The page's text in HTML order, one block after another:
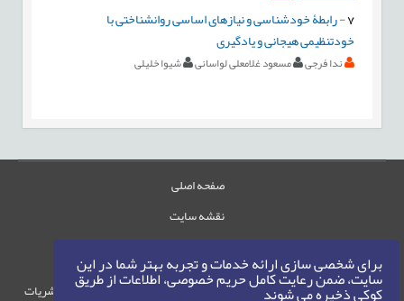
برای شخصی سازی ارائه خدمات و تجربه بهتر شما در این
سایت، ضمن رعایت کامل حریم خصوصی، اطلاعات از طریق
کوکی ذخیره می شوند
7
-رابطۀ خودشناسی و نیازهای اساسی روانشناختی با
خودتنظیمی هیجانی و یادگیری
ندا فرجی مسعود غلامعلی لواسانی شیوا خلیلی
صفحه اصلی
نقشه سایت
تماس با ما
حقوق این وب‌سایت متعلق به سامانه مدیریت نشریات